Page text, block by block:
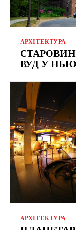
АРХІТЕКТУРА
ВУД У
АРХІТЕКТУРА